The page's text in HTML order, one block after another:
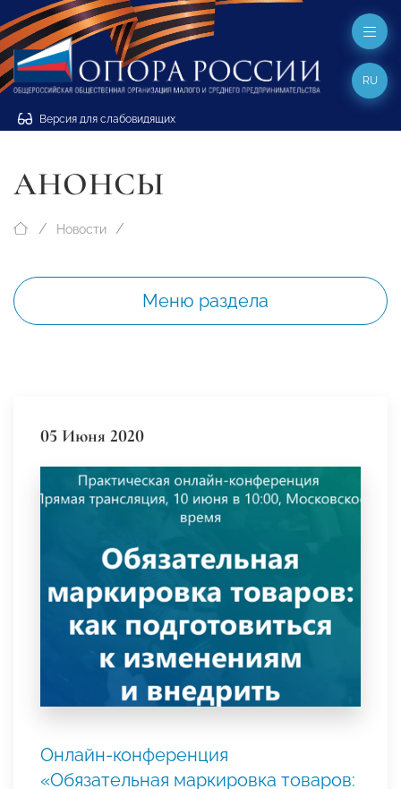
Версия для слабовидящих
RU
АНОНСЫ
Новости
Меню раздела
05 Июня 2020
Онлайн-конференция
«Обязательная маркировка товаров: